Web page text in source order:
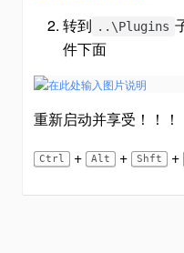
转到 ..\Plugins
件下面
重新启动并享受！！！
Ctrl + Alt + Shft +